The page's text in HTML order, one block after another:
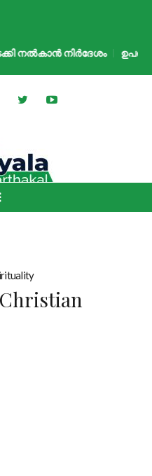
നിർദേശം
»
Christian